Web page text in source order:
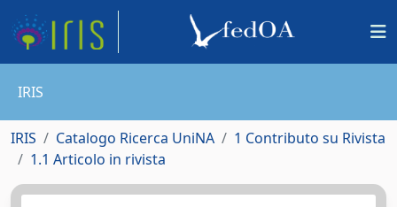
IRIS
IRIS Catalogo Ricerca UniNA
1 Contributo su Rivista
1.1 Articolo in rivista